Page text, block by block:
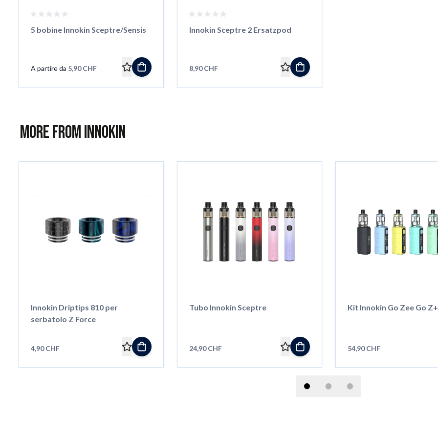
5 bobine Innokin Sceptre/Sensis
A partire da 5,90 CHF
Innokin Sceptre 2 Ersatzpod
8,90 CHF
More from Innokin
Innokin Driptips 810 per
serbatoio Z Force
4,90 CHF
Tubo Innokin Sceptre
24,90 CHF
Kit Innokin Go Zee Go Z+
54,90 CHF